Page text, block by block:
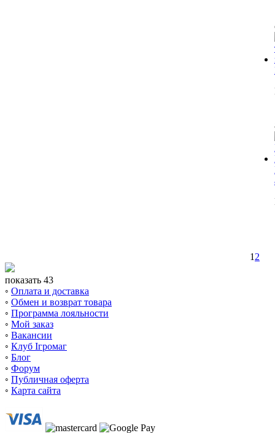
1 2
показать 43
◦ Оплата и доставка
◦ Обмен и возврат товара
◦ Программа лояльности
◦ Мой заказ
◦ Вакансии
◦ Клуб Ігромаг
◦ Блог
◦ Форум
◦ Публичная оферта
◦ Карта сайта